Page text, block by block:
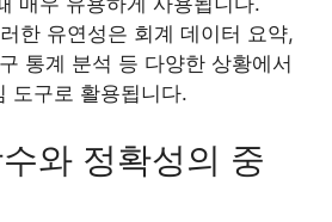
한 유연성은 회계 데이터 요약,
통계 분석 등 다양한 상황에서
도구로 활용됩니다.
와 정확성의 중